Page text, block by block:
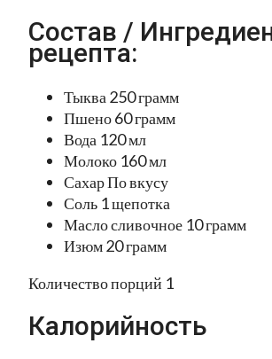
Состав /
рецепта:
Тыква 250 грамм
Пшено 60 грамм
Вода 120 мл
Молоко 160 мл
Сахар По вкусу
Соль 1 щепотка
Масло сливочное 10 грамм
Изюм 20 грамм
Количество порций 1
Калорийность